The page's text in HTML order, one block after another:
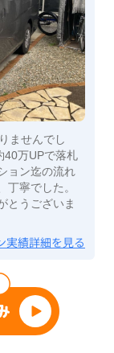
ませんでし
40万UPで落札
ョン迄の流れ
丁寧でした。
とうございま
実績詳細を見る